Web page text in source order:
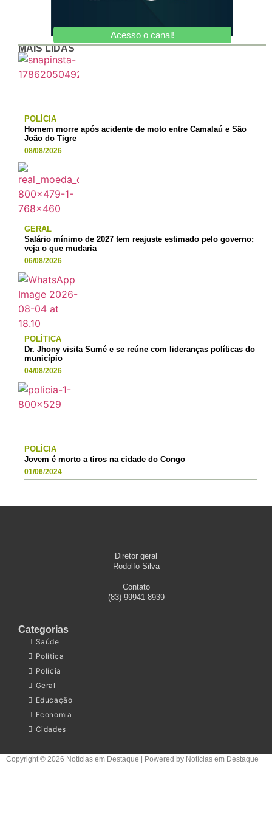
Acesso o canal!
MAIS LIDAS
POLÍCIA
Homem morre após acidente de moto entre Camalaú e São
João do Tigre
08/08/2026
GERAL
Salário mínimo de 2027 tem reajuste estimado pelo governo;
veja o que mudaria
06/08/2026
POLÍTICA
Dr. Jhony visita Sumé e se reúne com lideranças políticas do
município
04/08/2026
POLÍCIA
Jovem é morto a tiros na cidade do Congo
01/06/2024
Diretor geral
Rodolfo Silva
Contato
(83) 99941-8939
Categorias
Saúde
Política
Polícia
Geral
Educação
Economia
Cidades
Copyright © 2026 Notícias em Destaque | Powered by Notícias em Destaque